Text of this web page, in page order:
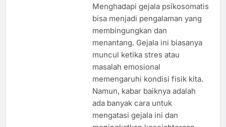
Menghadapi gejala psikosomatis
bisa menjadi pengalaman yang
membingungkan dan
menantang. Gejala ini biasanya
muncul ketika stres atau
masalah emosional
memengaruhi kondisi fisik kita.
Namun, kabar baiknya adalah
ada banyak cara untuk
mengatasi gejala ini dan